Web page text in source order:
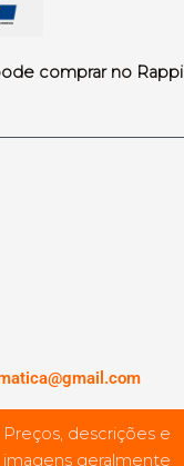
comprar no Rappi
Preços, descrições e
imagens geralmente